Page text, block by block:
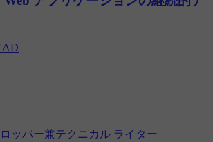
ッパー兼テクニカル ライター